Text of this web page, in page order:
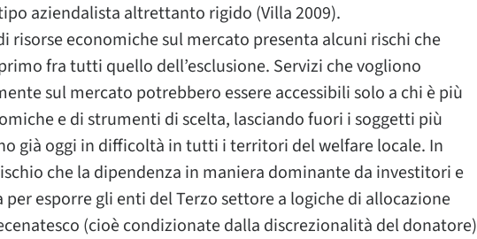
aziendalista altrettanto rigido (Villa 2009).
risorse economiche sul mercato presenta alcuni rischi che
fra tutti quello dell’esclusione. Servizi che vogliono
sul mercato potrebbero essere accessibili solo a chi è più
e di strumenti di scelta, lasciando fuori i soggetti più
già oggi in difficoltà in tutti i territori del welfare locale. In
che la dipendenza in maniera dominante da investitori e
esporre gli enti del Terzo settore a logiche di allocazione
(cioè condizionate dalla discrezionalità del donatore)